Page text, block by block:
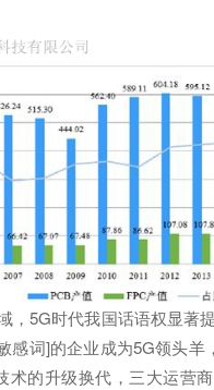
5G时代我国话语权显著
感词]的企业成为5G领头羊
术的升级换代，三大运营